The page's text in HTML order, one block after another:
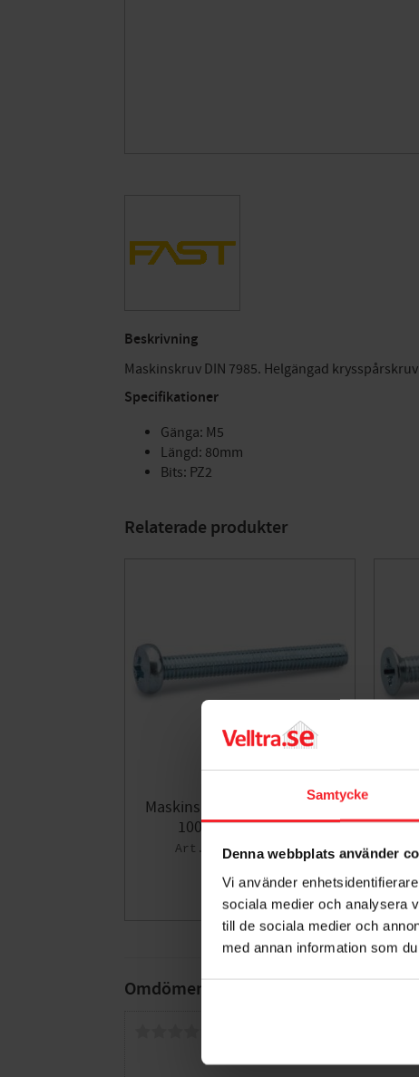
Samtycke
Denna webbplats använder
Vi använder
sociala medier och analysera
till de sociala medier och
med annan information som
Beskrivning
Maskinskruv DIN 7985. Helgängad
Specifikationer
Gänga: M5
Längd: 80mm
Bits: PZ2
Omdömen
Relaterade produkter
Maskinskruv FZB M5x60mm
100st, Fast 276732
005435718
181
Lägg till i